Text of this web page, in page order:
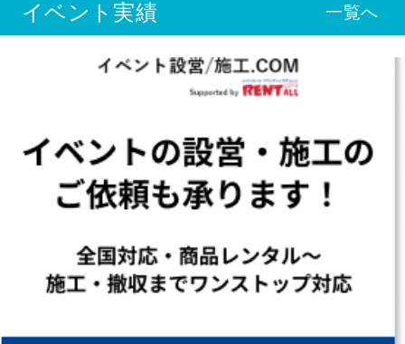
イベント実績 一覧へ